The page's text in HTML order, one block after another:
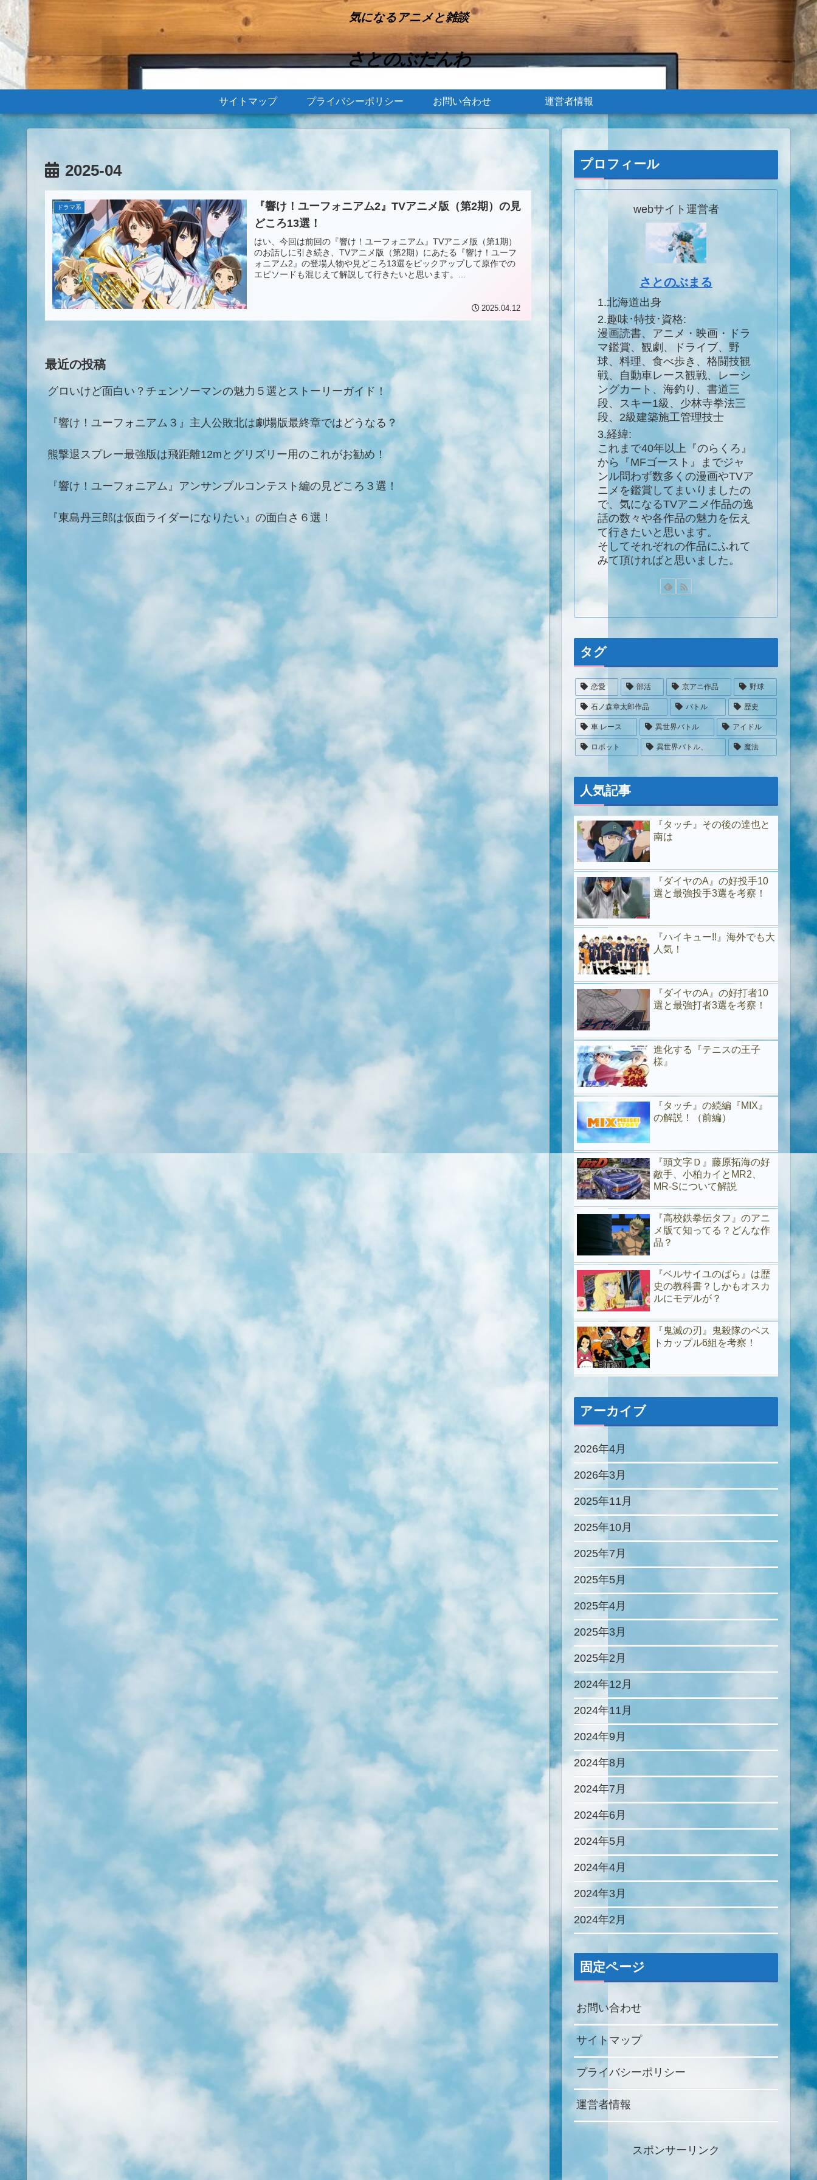
気になるアニメと雑談
さとのぶだんわ
サイトマップ プライバシーポリシー お問い合わせ 運営者情報
2025-04
ドラマ系
『響け！ユーフォニアム2』TVアニメ版（第2期）の見
どころ13選！
はい、今回は前回の『響け！ユーフォニアム』TVアニメ版（第1期）
のお話しに引き続き、TVアニメ版（第2期）にあたる『響け！ユーフ
ォニアム2』の登場人物や見どころ13選をピックアップして原作での
エピソードも混じえて解説して行きたいと思います。...
2025.04.12
最近の投稿
グロいけど面白い？チェンソーマンの魅力５選とストーリーガイド！
『響け！ユーフォニアム３』主人公敗北は劇場版最終章ではどうなる？
熊撃退スプレー最強版は飛距離12mとグリズリー用のこれがお勧め！
『響け！ユーフォニアム』アンサンブルコンテスト編の見どころ３選！
『東島丹三郎は仮面ライダーになりたい』の面白さ６選！
プロフィール
webサイト運営者
さとのぶまる
1.北海道出身
2.趣味･特技･資格:
漫画読書、アニメ・映画・ドラ
マ鑑賞、観劇、ドライブ、野
球、料理、食べ歩き、格闘技観
戦、自動車レース観戦、レーシ
ングカート、海釣り、書道三
段、スキー1級、少林寺拳法三
段、2級建築施工管理技士
3.経緯:
これまで40年以上『のらくろ』
から『MFゴースト』までジャ
ンル問わず数多くの漫画やTVア
ニメを鑑賞してまいりましたの
で、気になるTVアニメ作品の逸
話の数々や各作品の魅力を伝え
て行きたいと思います。
そしてそれぞれの作品にふれて
みて頂ければと思いました。
タグ
恋愛 部活 京アニ作品 野球
石ノ森章太郎作品 バトル 歴史
車 レース 異世界バトル アイドル
ロボット 異世界バトル、 魔法
人気記事
『タッチ』その後の達也と
南は
『ダイヤのA』の好投手10
選と最強投手3選を考察！
『ハイキュー!!』海外でも大
人気！
『ダイヤのA』の好打者10
選と最強打者3選を考察！
進化する『テニスの王子
様』
『タッチ』の続編『MIX』
の解説！（前編）
『頭文字Ｄ』藤原拓海の好
敵手、小柏カイとMR2、
MR-Sについて解説
『高校鉄拳伝タフ』のアニ
メ版て知ってる？どんな作
品？
『ベルサイユのばら』は歴
史の教科書？しかもオスカ
ルにモデルが？
『鬼滅の刃』鬼殺隊のベス
トカップル6組を考察！
アーカイブ
2026年4月
2026年3月
2025年11月
2025年10月
2025年7月
2025年5月
2025年4月
2025年3月
2025年2月
2024年12月
2024年11月
2024年9月
2024年8月
2024年7月
2024年6月
2024年5月
2024年4月
2024年3月
2024年2月
固定ページ
お問い合わせ
サイトマップ
プライバシーポリシー
運営者情報
スポンサーリンク